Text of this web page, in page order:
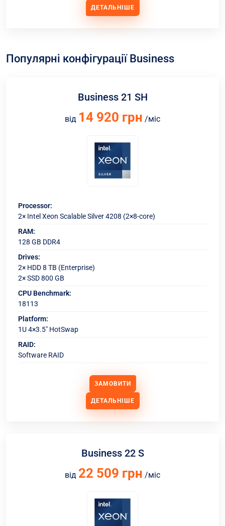
ДЕТАЛЬНІШЕ
Популярні конфігурації Business
Business 21 SH
від 14 920 грн /міс
Processor:
2× Intel Xeon Scalable Silver 4208 (2×8-core)
RAM:
128 GB DDR4
Drives:
2× HDD 8 TB (Enterprise)
2× SSD 800 GB
CPU Benchmark:
18113
Platform:
1U 4×3.5" HotSwap
RAID:
Software RAID
ЗАМОВИТИ
ДЕТАЛЬНІШЕ
Business 22 S
від 22 509 грн /міс